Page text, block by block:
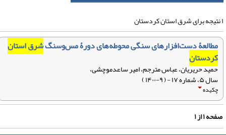
مطالعۀ دست‌افزارهای سنگی محوطه‌های دورۀ مس‌وسنگشرق استان
کردستان
حمید حریریان، عباس مترجم، امیر ساعدموچشی،
سال ۵، شماره ۱۷ - ( ۹-۱۴۰۰ )
چکیده
۱از۱